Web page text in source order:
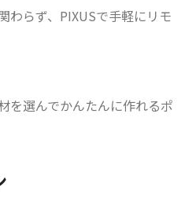
わらず、PIXUSで手軽にリモ
を選んでかんたんに作れるポ